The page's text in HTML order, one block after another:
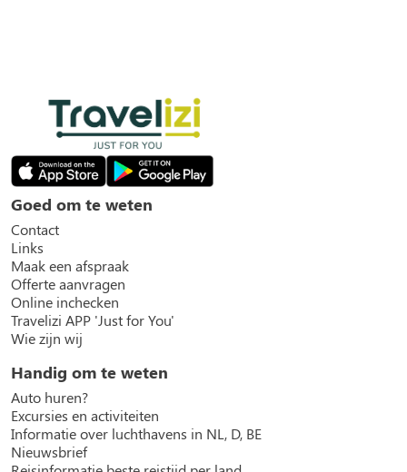
Goed om te weten
Contact
Links
Maak een afspraak
Offerte aanvragen
Online inchecken
Travelizi APP 'Just for You'
Wie zijn wij
Handig om te weten
Auto huren?
Excursies en activiteiten
Informatie over luchthavens in NL, D, BE
Nieuwsbrief